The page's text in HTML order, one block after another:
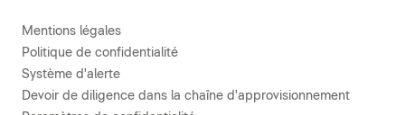
Mentions légales
Politique de confidentialité
Système d'alerte
Devoir de diligence dans la chaîne d'approvisionnement